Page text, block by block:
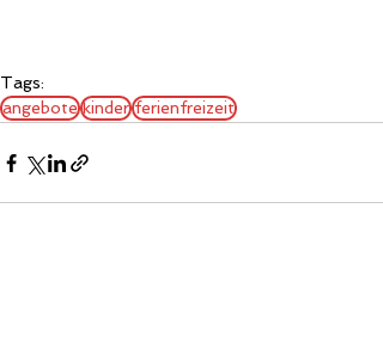
Tags:
angebote kinder ferienfreizeit